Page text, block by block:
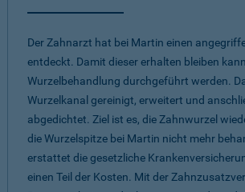
Der Zahnarzt hat bei Martin einen
entdeckt. Damit dieser erhalten bleiben
Wurzelbehandlung durchgeführt werden.
Wurzelkanal gereinigt, erweitert und
abgedichtet. Ziel ist es, die Zahnwurzel
die Wurzelspitze bei Martin nicht mehr
erstattet die gesetzliche
einen Teil der Kosten. Mit der